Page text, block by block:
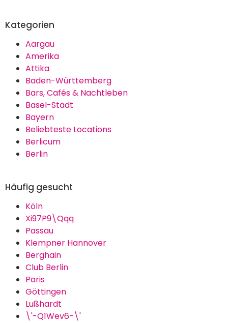
Kategorien
Aargau
Amerika
Attika
Baden-Württemberg
Bars, Cafés & Nachtleben
Basel-Stadt
Bayern
Beliebteste Locations
Berlicum
Berlin
Häufig gesucht
Köln
Xi97P9\Qqq
Passau
Klempner Hannover
Berghain
Club Berlin
Paris
Göttingen
Lußhardt
\'-Q1Wev6-\'